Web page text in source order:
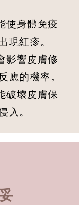
使身體免疫
現紅疹。
影響皮膚修
應的機率。
破壞皮膚保
入。